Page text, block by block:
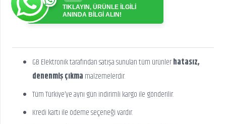
TIKLAYIN, ÜRÜNLE İLGİLİ
ANINDA BİLGİ ALIN!
GB Elektronik tarafından satışa sunulan tüm ürünlerhatasız,
denenmiş çıkma malzemelerdir.
Tüm Türkiye’ye aynı gün indirimli kargo ile gönderilir.
Kredi kartı ile ödeme seçeneği vardır.